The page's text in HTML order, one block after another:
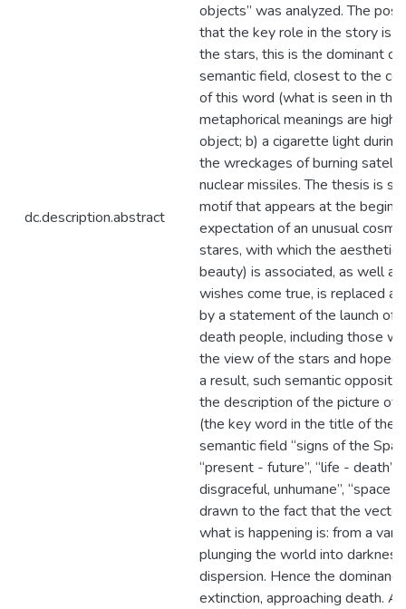
dc.description.abstract
objects” was analyzed. The
that the key role in the story is
the stars, this is the dominant
semantic field, closest to the
of this word (what is seen in the
metaphorical meanings are
object; b) a cigarette light
the wreckages of burning
nuclear missiles. The thesis is
motif that appears at the
expectation of an unusual
stares, with which the aesthetic
beauty) is associated, as well
wishes come true, is replaced
by a statement of the launch of
death people, including those
the view of the stars and hoped
a result, such semantic
the description of the picture of
(the key word in the title of the
semantic field “signs of the
“present - future”, “life - death”,
disgraceful, unhumane”, “space
drawn to the fact that the
what is happening is: from a
plunging the world into
dispersion. Hence the
extinction, approaching death.